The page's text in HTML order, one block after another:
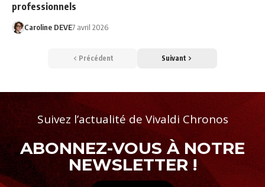
professionnels
Caroline DEVE7 avril 2026
Précédent Suivant
Suivez l’actualité de Vivaldi Chronos
ABONNEZ-VOUS À NOTRE
NEWSLETTER !